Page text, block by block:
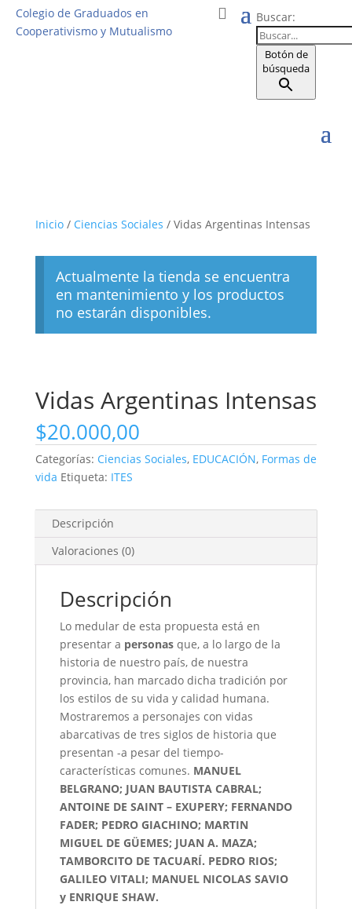
Colegio de Graduados en
Cooperativismo y Mutualismo
Buscar:
Botón de
búsqueda
Inicio/ Ciencias Sociales / Vidas Argentinas Intensas
Actualmente la tienda se encuentra
en mantenimiento y los productos
no estarán disponibles.
Vidas Argentinas Intensas
$20.000,00
Categorías: Ciencias Sociales, EDUCACIÓN, Formas de
vida Etiqueta: ITES
Descripción
Valoraciones (0)
Descripción
Lo medular de esta propuesta está en
presentar a personasque, a lo largo de la
historia de nuestro país, de nuestra
provincia, han marcado dicha tradición por
los estilos de su vida y calidad humana.
Mostraremos a personajes con vidas
abarcativas de tres siglos de historia que
presentan -a pesar del tiempo-
características comunes. MANUEL
BELGRANO; JUAN BAUTISTA CABRAL;
ANTOINE DE SAINT – EXUPERY; FERNANDO
FADER; PEDRO GIACHINO; MARTIN
MIGUEL DE GÜEMES; JUAN A. MAZA;
TAMBORCITO DE TACUARÍ. PEDRO RIOS;
GALILEO VITALI; MANUEL NICOLAS SAVIO
y ENRIQUE SHAW.